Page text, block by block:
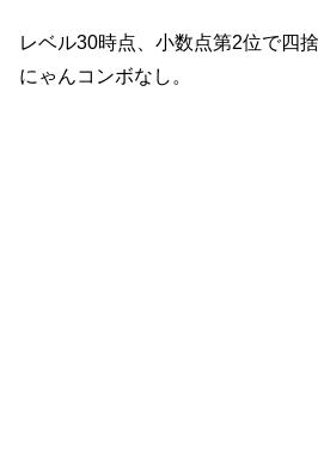
レベル30時点、小数点第2位で四
にゃんコンボなし。